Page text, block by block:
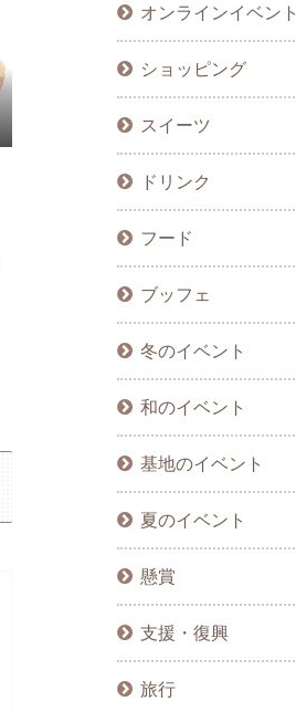
オンラインイベント
ショッピング
スイーツ
ドリンク
フード
ブッフェ
冬のイベント
和のイベント
基地のイベント
夏のイベント
懸賞
支援・復興
旅行